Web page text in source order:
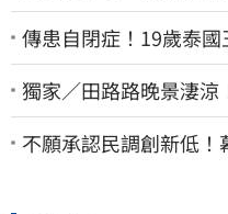
傳患自閉症！19歲泰
獨家／田路路晚景淒
友人私下援助內幕曝光
不願承認民調創新低